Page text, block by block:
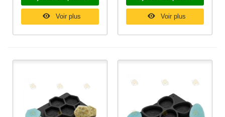
Voir plus Voir plus